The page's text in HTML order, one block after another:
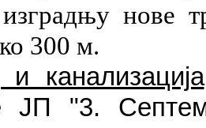
нове
300 м.
канализација
ЈП "3.